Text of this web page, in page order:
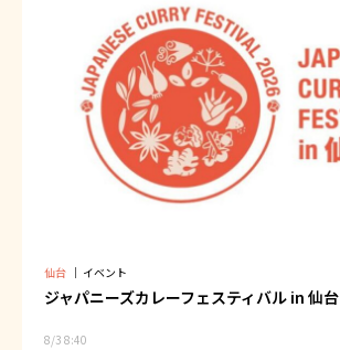
仙台 ｜ イベント
ジャパニーズカレーフェスティバル in 仙台
8/3 8:40